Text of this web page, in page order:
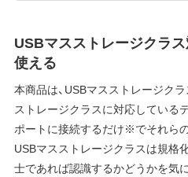
USBマスストレージクラ
使える
本商品は、USBマスストレージク
ストレージクラスに対応している
ポートに接続するだけ※でそれら
USBマスストレージクラスは規格
士であれば認識するかどうかを気